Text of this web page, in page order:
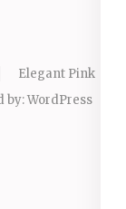
Elegant Pink
by:WordPress